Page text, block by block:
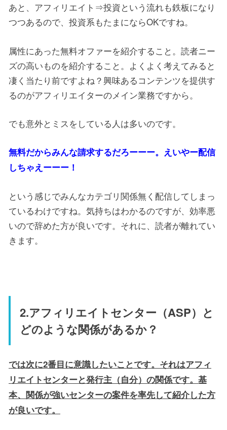
あと、アフィリエイト⇒投資という流れも鉄板になり
つつあるので、投資系もたまにならOKですね。
属性にあった無料オファーを紹介すること。読者ニー
ズの高いものを紹介すること。よくよく考えてみると
凄く当たり前ですよね？興味あるコンテンツを提供す
るのがアフィリエイターのメイン業務ですから。
でも意外とミスをしている人は多いのです。
無料だからみんな請求するだろーーー。えいやー配信
しちゃえーーー！
という感じでみんなカテゴリ関係無く配信してしまっ
ているわけですね。気持ちはわかるのですが、効率悪
いので辞めた方が良いです。それに、読者が離れてい
きます。
2.アフィリエイトセンター（ASP）と
どのような関係があるか？
では次に2番目に意識したいことです。それはアフィ
リエイトセンターと発行主（自分）の関係です。基
本、関係が強いセンターの案件を率先して紹介した方
が良いです。